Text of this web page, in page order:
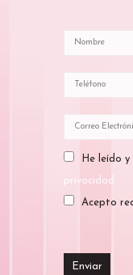
He leído
privacidad
Acepto